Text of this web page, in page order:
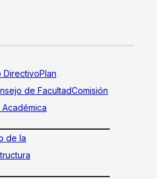
DirectivoPlan
de FacultadComisión
de la